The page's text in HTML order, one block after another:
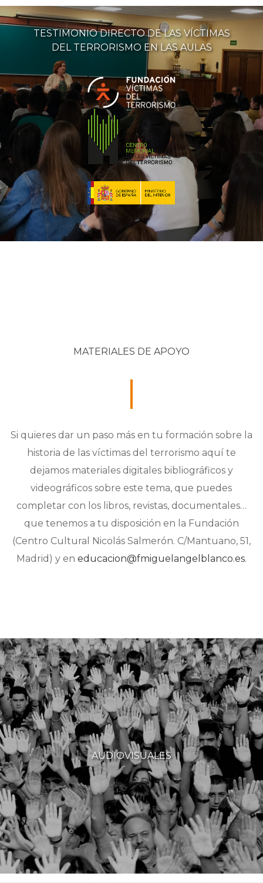
TESTIMONIO DIRECTO DE LAS VÍCTIMAS
DEL TERRORISMO EN LAS AULAS
MATERIALES DE APOYO
Si quieres dar un paso más en tu formación sobre la
historia de las víctimas del terrorismo aquí te
dejamos materiales digitales bibliográficos y
videográficos sobre este tema, que puedes
completar con los libros, revistas, documentales…
que tenemos a tu disposición en la Fundación
(Centro Cultural Nicolás Salmerón. C/Mantuano, 51,
Madrid) y en educacion@fmiguelangelblanco.es.
AUDIOVISUALES